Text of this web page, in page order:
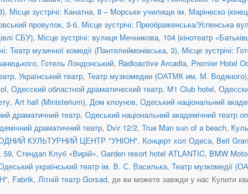
, Місце зустрічі: Канатна, 8 – Морське училище ім. Марінеско
провулок, 3-б, Місце зустрічі: Преображенська/Успенська
СБУ), Місце зустрічі: вулиця Мечникова, 104 (кінотеатр
Театр музичної комедії (Пантелеймонівська, 3), Місце зустрічі:
, Готель Лондонський, Radioactive Arcadia, Premier Hotel
, Український театр, Театр музкомедии (ОАТМК им. М. Водяного),
, Одесский областной драматический театр, М1 Club hotel,
, Art hall (Ministerium), Дом клоунов, Одеський національний
драматичний театр, Одеський національний академічний театр
драматичний театр, Dvіr 12/2, True Man sun of a beach,
КУЛЬТУРНИЙ ЦЕНТР "УНІОН", Концерт хол Одеса, Beit
59, Стендап Клуб «Вирій», Garden resort hotel ATLANTIC, BMW
український театр ім. В. С. Василька, Театр музкомедії
, Fabrik, Літній театр Gorsad, де ви можете завжди у нас Купити